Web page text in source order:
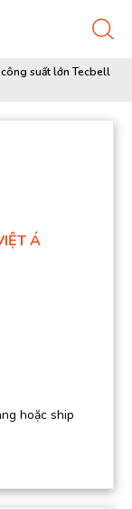
suất lớn Tecbell
Á
hoặc ship